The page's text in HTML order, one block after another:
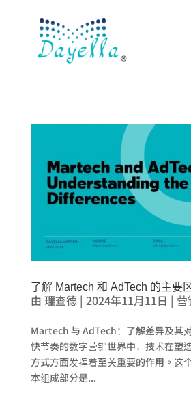
了解 Martech 和 AdTech 的主要
由 理查德| 2024年11月11日 | 营
Martech 与 AdTech：了解差异及其
快节奏的数字营销世界中，技术在塑
方式方面发挥着至关重要的作用。这
本组成部分是...